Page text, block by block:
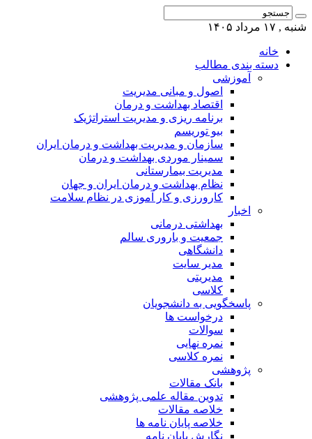
شنبه , ۱۷ مرداد ۱۴۰۵
خانه
دسته بندی مطالب
آموزشی
اصول و مبانی مدیریت
اقتصاد بهداشت و درمان
برنامه ریزی و مدیریت استراتژیک
بیو توریسم
سازمان و مدیریت بهداشت و درمان ایران
سمینار موردی بهداشت و درمان
مدیریت بیمارستانی
نظام بهداشت و درمان ایران و جهان
کارورزی و کار آموزی در نظام سلامت
اخبار
بهداشتی درمانی
جمعیت و باروری سالم
دانشگاهی
مدیر سایت
مدیریتی
کلاسی
پاسخگویی به دانشجویان
درخواست ها
سوالات
نمره نهایی
نمره کلاسی
پژوهشی
بانک مقالات
تدوین مقاله علمی پژوهشی
خلاصه مقالات
خلاصه پایان نامه ها
نگارش پایان نامه